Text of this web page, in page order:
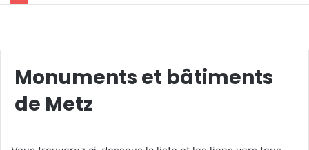
Monuments et bâtiments
de Metz